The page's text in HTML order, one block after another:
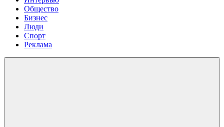
Общество
Бизнес
Люди
Спорт
Реклама